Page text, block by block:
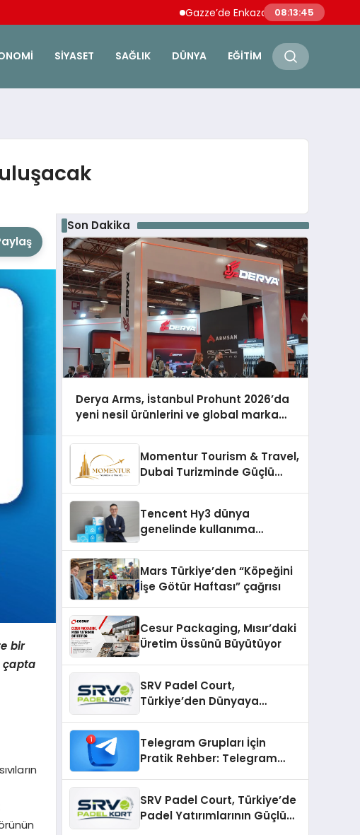
Gazze’de Enkazdan 112 Naaş Çıkarıldı:
08:13:46
SIYASET SAĞLIK DÜNYA EĞITIM
bir
çapta
Son Dakika
Derya Arms, İstanbul Prohunt 2026’da
yeni nesil ürünlerini ve global marka
Momentur Tourism & Travel,
Dubai Turizminde Güçlü
Tencent Hy3 dünya
genelinde kullanıma
Mars Türkiye’den “Köpeğini
İşe Götür Haftası” çağrısı
Cesur Packaging, Mısır’daki
Üretim Üssünü Büyütüyor
SRV Padel Court,
Türkiye’den Dünyaya
Telegram Grupları İçin
Pratik Rehber: Telegram
SRV Padel Court, Türkiye’de
Padel Yatırımlarının Güçlü